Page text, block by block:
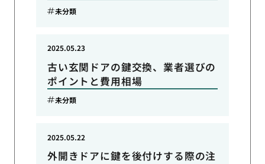
未分類
古い玄関ドアの鍵交換、業者選びの
ポイントと費用相場
2025.05.23
未分類
外開きドアに鍵を後付けする際の注
2025.05.22